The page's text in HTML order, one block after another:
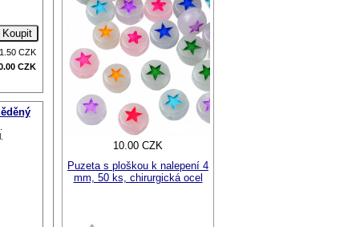
CZK
CZK
10.00 CZK
Puzeta s ploškou k nalepení 4
mm, 50 ks, chirurgická ocel